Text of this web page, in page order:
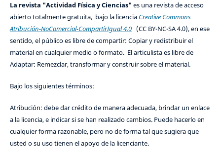
La revista "Actividad Física y Ciencias" es una revista de acceso
abierto totalmente gratuita, bajo la licencia Creative Commons
Atribución-NoComercial-CompartirIgual 4.0(CC BY-NC-SA 4.0), en ese
sentido, el público es libre de compartir: Copiar y redistribuir el
material en cualquier medio o formato. El articulista es libre de
Adaptar: Remezclar, transformar y construir sobre el material.
Bajo los siguientes términos:
Atribución: debe dar crédito de manera adecuada, brindar un enlace
a la licencia, e indicar si se han realizado cambios. Puede hacerlo en
cualquier forma razonable, pero no de forma tal que sugiera que
usted o su uso tienen el apoyo de la licenciante.